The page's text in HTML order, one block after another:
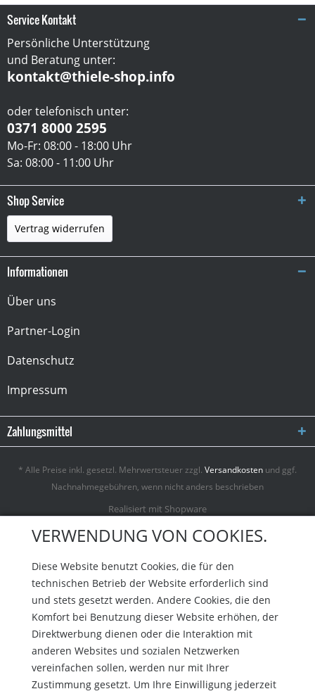
Service Kontakt
Persönliche Unterstützung
und Beratung unter:
kontakt@thiele-shop.info
oder telefonisch unter:
0371 8000 2595
Mo-Fr: 08:00 - 18:00 Uhr
Sa: 08:00 - 11:00 Uhr
Shop Service
Vertrag widerrufen
Informationen
Über uns
Partner-Login
Datenschutz
Impressum
Zahlungsmittel
* Alle Preise inkl. gesetzl. Mehrwertsteuer zzgl. Versandkosten und ggf.
Nachnahmegebühren, wenn nicht anders beschrieben
Realisiert mit Shopware
VERWENDUNG VON COOKIES.
Diese Website benutzt Cookies, die für den
technischen Betrieb der Website erforderlich sind
und stets gesetzt werden. Andere Cookies, die den
Komfort bei Benutzung dieser Website erhöhen, der
Direktwerbung dienen oder die Interaktion mit
anderen Websites und sozialen Netzwerken
vereinfachen sollen, werden nur mit Ihrer
Zustimmung gesetzt. Um Ihre Einwilligung jederzeit